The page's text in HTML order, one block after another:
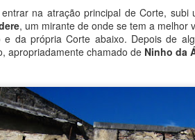
na atração principal de Corte, subi
, um mirante de onde se tem a
e da própria Corte abaixo. Depois de
apropriadamente chamado de Ninho da
Torun (cuja grafia polonesa é Toruń,
cidade localizada na Pomerânia, às
rio na Polônia que também banha Varsóvia
histórico bem preservado e que sobreviveu
Torun faz parte merecidamente do rol de